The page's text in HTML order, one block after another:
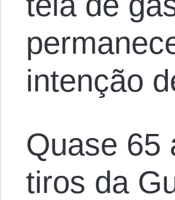
intenção
Quase 65
tiros da